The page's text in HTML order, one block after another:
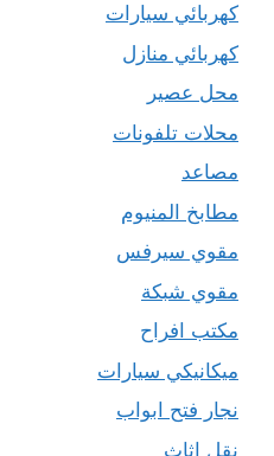
كهربائي سيارات
كهربائي منازل
محل عصير
محلات تلفونات
مصاعد
مطابخ المنيوم
مقوي سيرفس
مقوي شبكة
مكتب افراح
ميكانيكي سيارات
نجار فتح ابواب
نقل اثاث